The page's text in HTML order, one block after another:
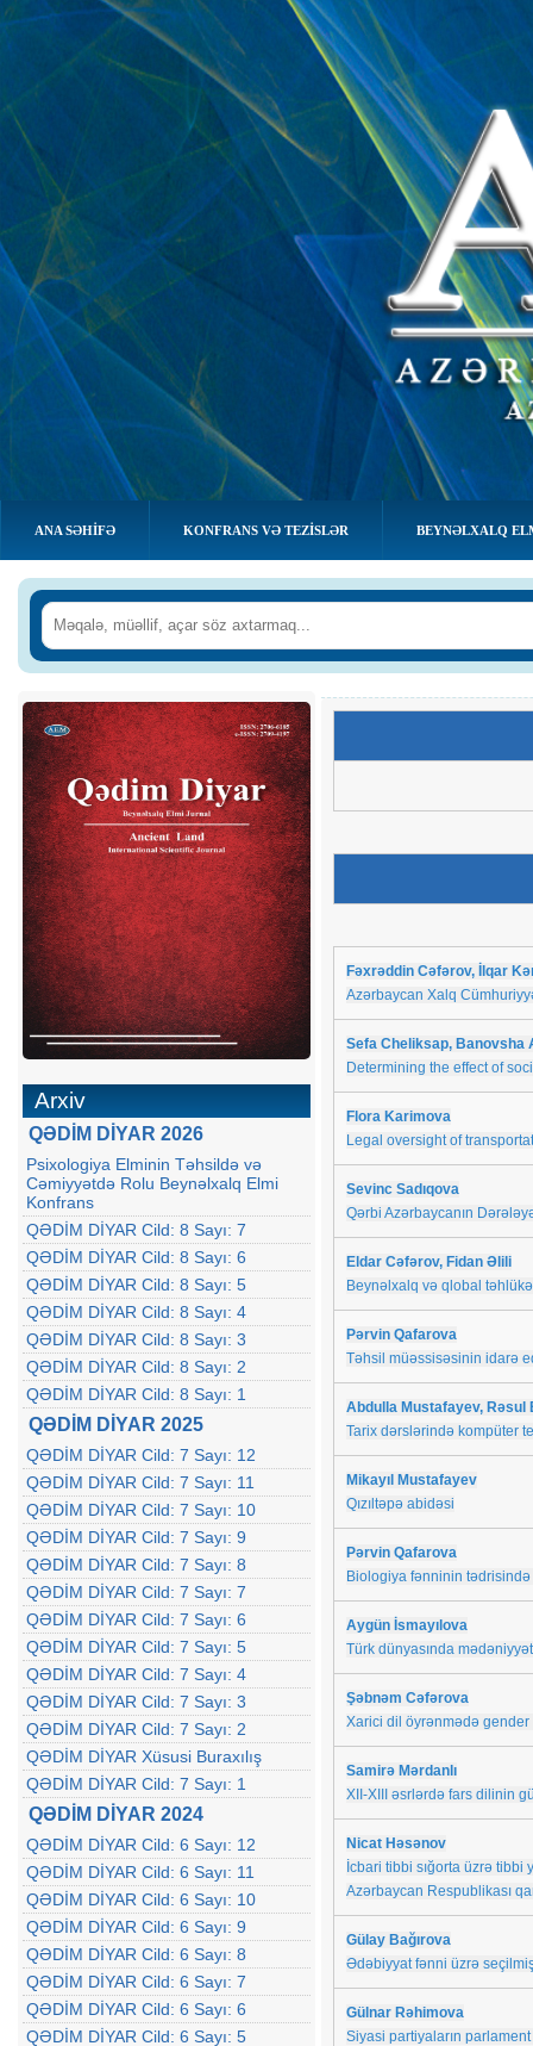
ANA SƏHIFƏ KONFRANS VƏ TEZİSLƏR BEYNƏLXALQ
Arxiv
QƏDİM DİYAR 2026
Psixologiya Elminin Təhsildə və
Cəmiyyətdə Rolu Beynəlxalq Elmi
Konfrans
QƏDİM DİYAR Cild: 8 Sayı: 7
QƏDİM DİYAR Cild: 8 Sayı: 6
QƏDİM DİYAR Cild: 8 Sayı: 5
QƏDİM DİYAR Cild: 8 Sayı: 4
QƏDİM DİYAR Cild: 8 Sayı: 3
QƏDİM DİYAR Cild: 8 Sayı: 2
QƏDİM DİYAR Cild: 8 Sayı: 1
QƏDİM DİYAR 2025
QƏDİM DİYAR Cild: 7 Sayı: 12
QƏDİM DİYAR Cild: 7 Sayı: 11
QƏDİM DİYAR Cild: 7 Sayı: 10
QƏDİM DİYAR Cild: 7 Sayı: 9
QƏDİM DİYAR Cild: 7 Sayı: 8
QƏDİM DİYAR Cild: 7 Sayı: 7
QƏDİM DİYAR Cild: 7 Sayı: 6
QƏDİM DİYAR Cild: 7 Sayı: 5
QƏDİM DİYAR Cild: 7 Sayı: 4
QƏDİM DİYAR Cild: 7 Sayı: 3
QƏDİM DİYAR Cild: 7 Sayı: 2
QƏDİM DİYAR Xüsusi Buraxılış
QƏDİM DİYAR Cild: 7 Sayı: 1
QƏDİM DİYAR 2024
QƏDİM DİYAR Cild: 6 Sayı: 12
QƏDİM DİYAR Cild: 6 Sayı: 11
QƏDİM DİYAR Cild: 6 Sayı: 10
QƏDİM DİYAR Cild: 6 Sayı: 9
QƏDİM DİYAR Cild: 6 Sayı: 8
QƏDİM DİYAR Cild: 6 Sayı: 7
QƏDİM DİYAR Cild: 6 Sayı: 6
QƏDİM DİYAR Cild: 6 Sayı: 5
Fəxrəddin Cəfərov, İlqar
Azərbaycan Xalq
Sefa Cheliksap, Banovsha
Determining the effect of
Flora Karimova
Legal oversight of
Sevinc Sadıqova
Qərbi Azərbaycanın
Eldar Cəfərov, Fidan Əlili
Beynəlxalq və qlobal
Pərvin Qafarova
Təhsil müəssisəsinin idarə
Abdulla Mustafayev, Rəsul
Tarix dərslərində kompüter
Mikayıl Mustafayev
Qızıltəpə abidəsi
Pərvin Qafarova
Biologiya fənninin
Aygün İsmayılova
Türk dünyasında
Şəbnəm Cəfərova
Xarici dil öyrənmədə gender
Samirə Mərdanlı
XII-XIII əsrlərdə fars dilinin
Nicat Həsənov
İcbari tibbi sığorta üzrə
Azərbaycan Respublikası
Gülay Bağırova
Ədəbiyyat fənni üzrə
Gülnar Rəhimova
Siyasi partiyaların